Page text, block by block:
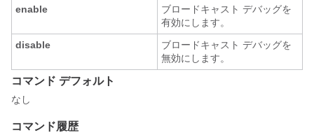
enable
ブロードキャスト デバッグを
有効にします。
disable
ブロードキャスト デバッグを
無効にします。
コマンド デフォルト
なし
コマンド履歴